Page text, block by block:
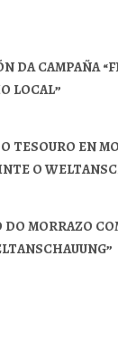
DA CAMPAÑA
LOCAL”
TESOURO EN
O
DO MORRAZO